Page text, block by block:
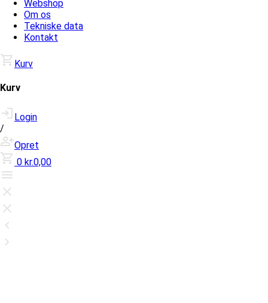
Webshop
Om os
Tekniske data
Kontakt
Kurv
Kurv
Login
/
Opret
0 kr.0,00